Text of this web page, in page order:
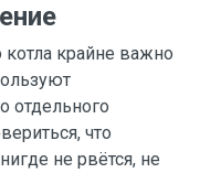
крайне важно
отдельного
что
не рвётся, не